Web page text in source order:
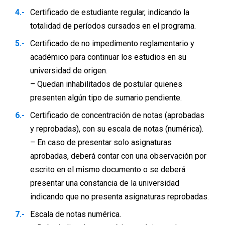
Certificado de estudiante regular, indicando la
totalidad de períodos cursados en el programa.
Certificado de no impedimento reglamentario y
académico para continuar los estudios en su
universidad de origen.
– Quedan inhabilitados de postular quienes
presenten algún tipo de sumario pendiente.
Certificado de concentración de notas (aprobadas
y reprobadas), con su escala de notas (numérica).
– En caso de presentar solo asignaturas
aprobadas, deberá contar con una observación por
escrito en el mismo documento o se deberá
presentar una constancia de la universidad
indicando que no presenta asignaturas reprobadas.
Escala de notas numérica.